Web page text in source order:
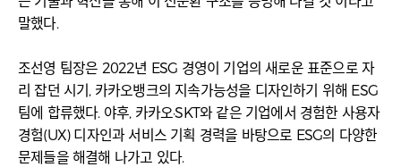
말했다.
조선영 팀장은 2022년 ESG 경영이 기업의 새로운 표준으로 자
리 잡던 시기, 카카오뱅크의 지속가능성을 디자인하기 위해 ESG
팀에 합류했다. 야후, 카카오·SKT와 같은 기업에서 경험한 사용자
경험(UX) 디자인과 서비스 기획 경력을 바탕으로 ESG의 다양한
문제들을 해결해 나가고 있다.